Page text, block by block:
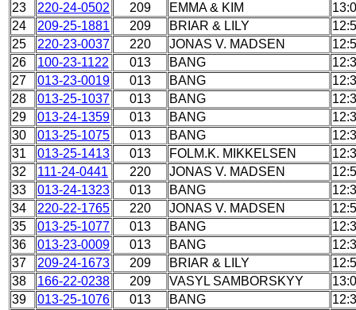
23
220-24-0502 209 EMMA & KIM
24
209-25-1881 209 BRIAR & LILY
25
220-23-0037 220 JONAS V. MADSEN
26
100-23-1122 013 BANG
27
013-23-0019 013 BANG
28
013-25-1037 013 BANG
29
013-24-1359 013 BANG
30
013-25-1075 013 BANG
31
013-25-1413 013 FOLM.K. MIKKELSEN
32
111-24-0441 220 JONAS V. MADSEN
33
013-24-1323 013 BANG
34
220-22-1765 220 JONAS V. MADSEN
35
013-25-1077 013 BANG
36
013-23-0009 013 BANG
37
209-24-1673 209 BRIAR & LILY
38
166-22-0238 209 VASYL SAMBORSKYY
39
013-25-1076 013 BANG